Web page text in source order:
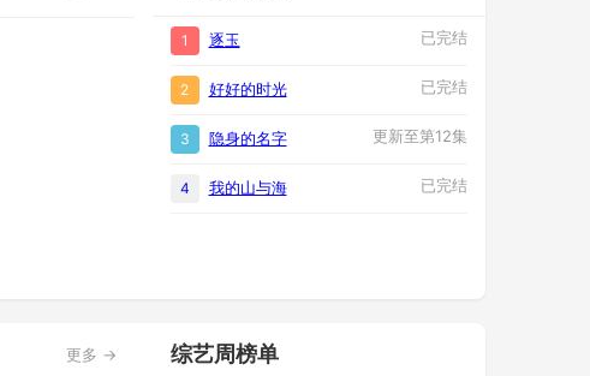
1 逐玉 已完结
2 好好的时光 已完结
3 隐身的名字 更新至第12集
4 我的山与海 已完结
更多 → 综艺周榜单